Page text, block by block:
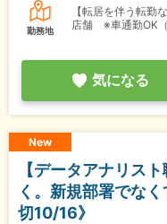
勤務地
【転居を伴う転勤
店舗 ※車通勤OK（
気になる
New
【データアナリス
く。新規部署でな
切10/16》